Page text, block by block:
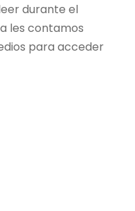
durante el
les contamos
para acceder